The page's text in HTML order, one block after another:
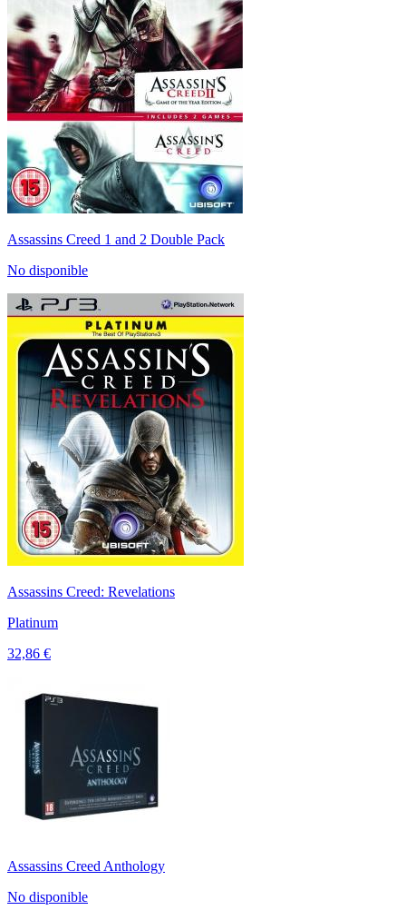
Assassins Creed 1 and 2 Double Pack
No disponible
Assassins Creed: Revelations
Platinum
32,86 €
Assassins Creed Anthology
No disponible